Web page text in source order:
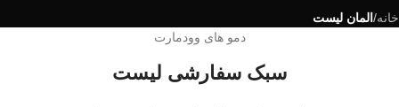
خانه/ المان لیست
دمو های وودمارت
سبک سفارشی لیست